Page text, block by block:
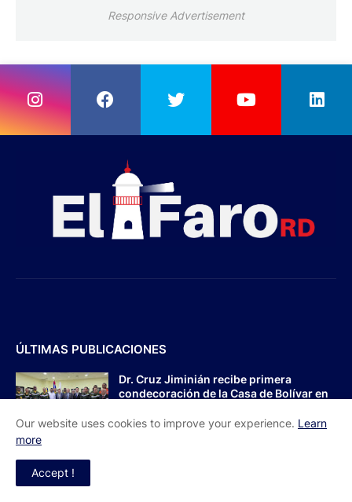
Responsive Advertisement
ÚLTIMAS PUBLICACIONES
Dr. Cruz Jiminián recibe primera
condecoración de la Casa de Bolívar en
Anfictiónico de Panamá
Our website uses cookies to improve your experience. Learn
more
Accept !